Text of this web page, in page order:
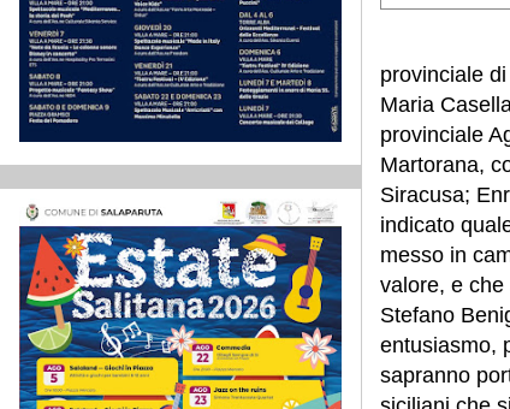
provinciale
Maria
provinciale
Martorana,
Siracusa;
indicato
messo in
valore, e
Stefano
entusiasmo,
sapranno